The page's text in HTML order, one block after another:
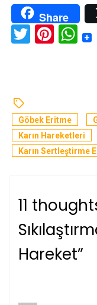
Share
Twitter
Göbek Eritme
Karın Hareketleri
Karın Sertleştirme
11
Hareket”